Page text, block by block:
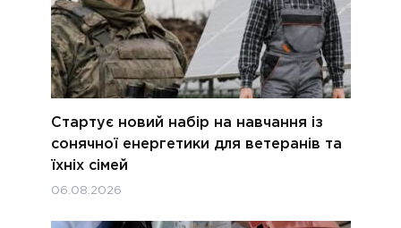
Стартує новий набір на навчання із
сонячної енергетики для ветеранів та
їхніх сімей
06.08.2026